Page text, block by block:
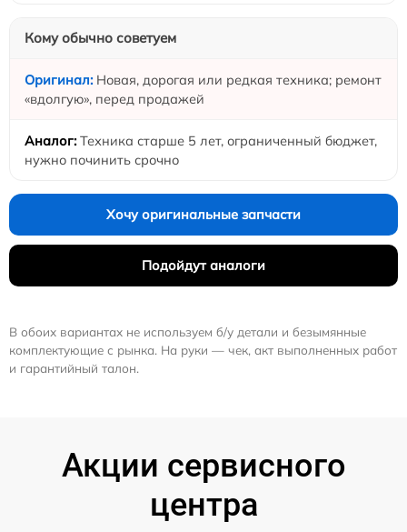
Кому обычно советуем
Новая, дорогая или редкая техника; ремонт
«вдолгую», перед продажей
Техника старше 5 лет, ограниченный бюджет,
нужно починить срочно
Хочу оригинальные запчасти
Подойдут аналоги
В обоих вариантах не используем б/у детали и безымянные
комплектующие с рынка. На руки — чек, акт выполненных работ
и гарантийный талон.
Акции сервисного
центра